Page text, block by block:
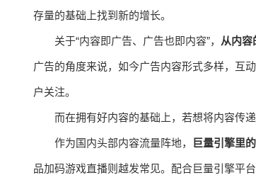
存量的基础上找到新的增长。
关于“内容即⼴告、⼴告也即内容”， 从内容
广告的角度来说，如今广告内容形式多样，互
户关注。
而在拥有好内容的基础上，若想将内容传
作为国内头部内容流量阵地， 巨量引擎里
品加码游戏直播则越发常见。配合巨量引擎平